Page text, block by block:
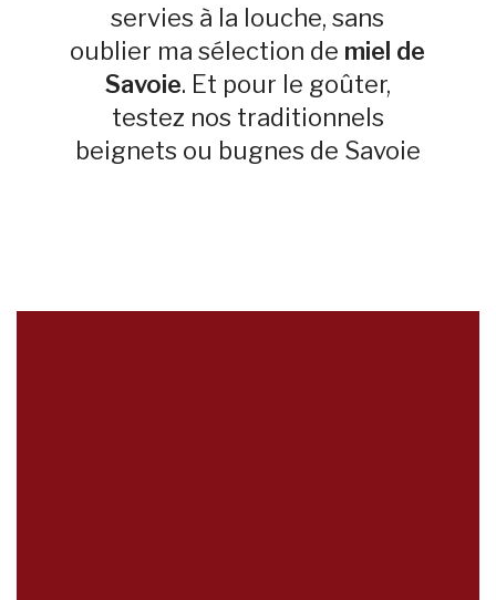
servies à la louche, sans
oublier ma sélection de miel de
Savoie. Et pour le goûter,
testez nos traditionnels
beignets ou bugnes de Savoie